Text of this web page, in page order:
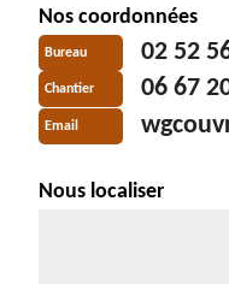
Nos coordonnées
Bureau 02 52
Chantier 06 67
Email
Nous localiser